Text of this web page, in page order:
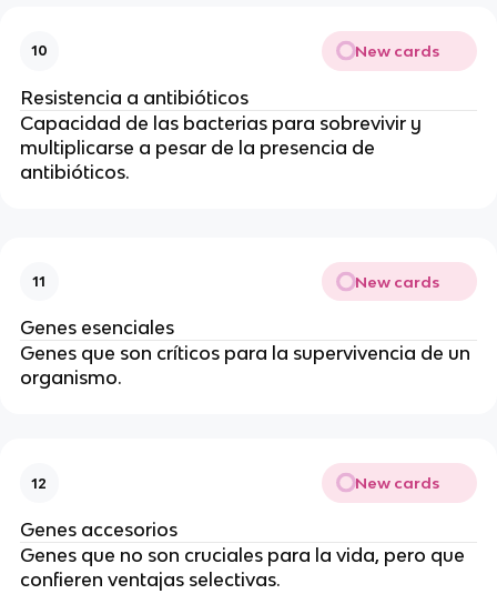
10 New cards
Resistencia a antibióticos
Capacidad de las bacterias para sobrevivir y
multiplicarse a pesar de la presencia de
antibióticos.
11 New cards
Genes esenciales
Genes que son críticos para la supervivencia de un
organismo.
12 New cards
Genes accesorios
Genes que no son cruciales para la vida, pero que
confieren ventajas selectivas.